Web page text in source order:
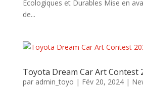
Écologiques et Durables Mise en
de...
Toyota Dream Car Art Contest
par admin_toyo | Fév 20, 2024|